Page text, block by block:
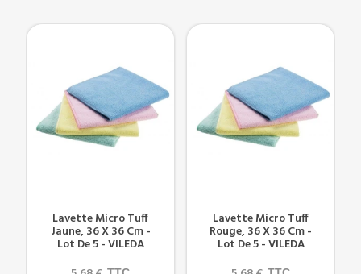
Lavette Micro Tuff
Jaune, 36 X 36 Cm -
Lot De 5 - VILEDA
Lavette Micro Tuff
Rouge, 36 X 36 Cm -
Lot De 5 - VILEDA